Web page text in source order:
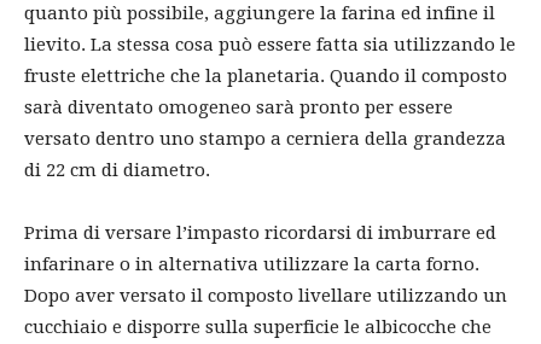
quanto più possibile, aggiungere la farina ed infine il
lievito. La stessa cosa può essere fatta sia utilizzando le
fruste elettriche che la planetaria. Quando il composto
sarà diventato omogeneo sarà pronto per essere
versato dentro uno stampo a cerniera della grandezza
di 22 cm di diametro.
Prima di versare l’impasto ricordarsi di imburrare ed
infarinare o in alternativa utilizzare la carta forno.
Dopo aver versato il composto livellare utilizzando un
cucchiaio e disporre sulla superficie le albicocche che